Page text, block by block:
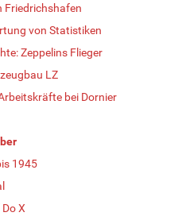
Friedrichshafen
von Statistiken
Zeppelins Flieger
LZ
bei Dornier
1945
X